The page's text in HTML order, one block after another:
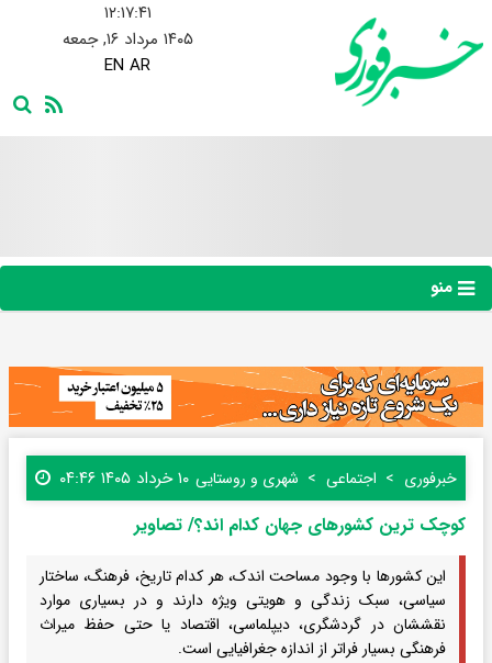
۱۲:۱۷:۴۳
۱۴۰۵ مرداد ۱۶, جمعه
EN AR
منو
خبرفوری اجتماعی شهری و روستایی ۱۰ خرداد ۱۴۰۵ ۰۴:۴۶
کوچک ترین کشورهای جهان کدام اند؟/ تصاویر
این کشورها با وجود مساحت اندک، هر کدام تاریخ، فرهنگ، ساختار
سیاسی، سبک زندگی و هویتی ویژه دارند و در بسیاری موارد
نقششان در گردشگری، دیپلماسی، اقتصاد یا حتی حفظ میراث
فرهنگی بسیار فراتر از اندازه جغرافیایی‌ است.